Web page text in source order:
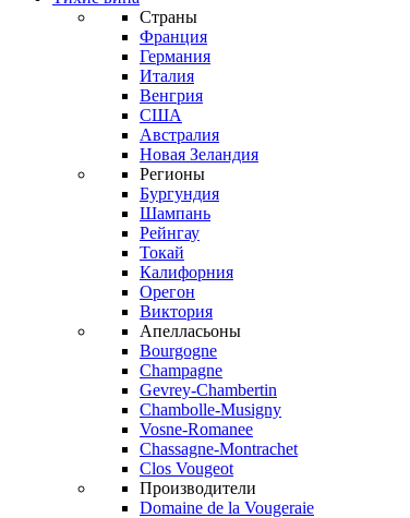
Страны
Франция
Германия
Италия
Венгрия
США
Австралия
Новая Зеландия
Регионы
Бургундия
Шампань
Рейнгау
Токай
Калифорния
Орегон
Виктория
Апелласьоны
Bourgogne
Champagne
Gevrey-Chambertin
Chambolle-Musigny
Vosne-Romanee
Chassagne-Montrachet
Clos Vougeot
Производители
Domaine de la Vougeraie